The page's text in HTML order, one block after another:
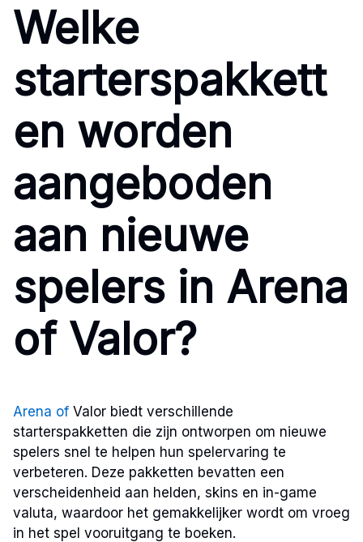
Welke
starterspakkett
en worden
aangeboden
aan nieuwe
spelers in Arena
of Valor?
Arena of Valor biedt verschillende
starterspakketten die zijn ontworpen om nieuwe
spelers snel te helpen hun spelervaring te
verbeteren. Deze pakketten bevatten een
verscheidenheid aan helden, skins en in-game
valuta, waardoor het gemakkelijker wordt om vroeg
in het spel vooruitgang te boeken.